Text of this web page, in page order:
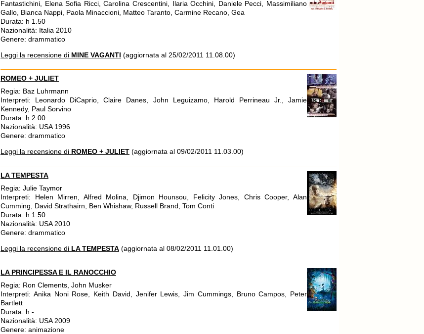
Fantastichini, Elena Sofia Ricci, Carolina Crescentini, Ilaria Occhini, Daniele Pecci, Massimiliano
Gallo, Bianca Nappi, Paola Minaccioni, Matteo Taranto, Carmine Recano, Gea
Durata: h 1.50
Nazionalità: Italia 2010
Genere: drammatico
Leggi la recensione di MINE VAGANTI (aggiornata al 25/02/2011 11.08.00)
ROMEO + JULIET
Regia: Baz Luhrmann
Interpreti: Leonardo DiCaprio, Claire Danes, John Leguizamo, Harold Perrineau Jr., Jamie
Kennedy, Paul Sorvino
Durata: h 2.00
Nazionalità: USA 1996
Genere: drammatico
Leggi la recensione di ROMEO + JULIET (aggiornata al 09/02/2011 11.03.00)
LA TEMPESTA
Regia: Julie Taymor
Interpreti: Helen Mirren, Alfred Molina, Djimon Hounsou, Felicity Jones, Chris Cooper, Alan
Cumming, David Strathairn, Ben Whishaw, Russell Brand, Tom Conti
Durata: h 1.50
Nazionalità: USA 2010
Genere: drammatico
Leggi la recensione di LA TEMPESTA (aggiornata al 08/02/2011 11.01.00)
LA PRINCIPESSA E IL RANOCCHIO
Regia: Ron Clements, John Musker
Interpreti: Anika Noni Rose, Keith David, Jenifer Lewis, Jim Cummings, Bruno Campos, Peter
Bartlett
Durata: h -
Nazionalità: USA 2009
Genere: animazione